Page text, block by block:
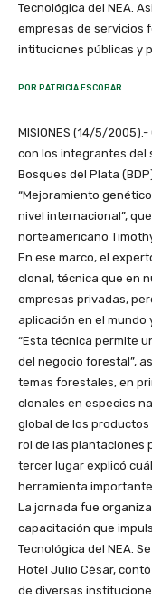
Tecnológica del NEA.
empresas de servicios
intituciones públicas y
POR PATRICIA ESCOBAR
MISIONES (14/5/
con los integrantes del
Bosques del Plata
“Mejoramiento
nivel internacional”,
norteamericano
En ese marco, el
clonal, técnica que en
empresas privadas,
aplicación en el mundo
“Esta técnica permite
del negocio forestal”,
temas forestales, en
clonales en especies
global de los
rol de las plantaciones
tercer lugar explicó
herramienta
La jornada fue
capacitación que
Tecnológica del NEA.
Hotel Julio César,
de diversas